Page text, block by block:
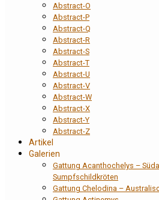
Abstract-O
Abstract-P
Abstract-Q
Abstract-R
Abstract-S
Abstract-T
Abstract-U
Abstract-V
Abstract-W
Abstract-X
Abstract-Y
Abstract-Z
Artikel
Galerien
Gattung Acanthochelys –
Sumpfschildkröten
Gattung Chelodina –